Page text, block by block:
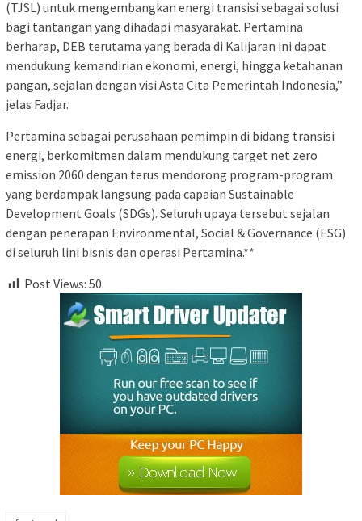
(TJSL) untuk mengembangkan energi transisi sebagai solusi
bagi tantangan yang dihadapi masyarakat. Pertamina
berharap, DEB terutama yang berada di Kalijaran ini dapat
mendukung kemandirian ekonomi, energi, hingga ketahanan
pangan, sejalan dengan visi Asta Cita Pemerintah Indonesia,”
jelas Fadjar.
Pertamina sebagai perusahaan pemimpin di bidang transisi
energi, berkomitmen dalam mendukung target net zero
emission 2060 dengan terus mendorong program-program
yang berdampak langsung pada capaian Sustainable
Development Goals (SDGs). Seluruh upaya tersebut sejalan
dengan penerapan Environmental, Social & Governance (ESG)
di seluruh lini bisnis dan operasi Pertamina.**
Post Views: 50